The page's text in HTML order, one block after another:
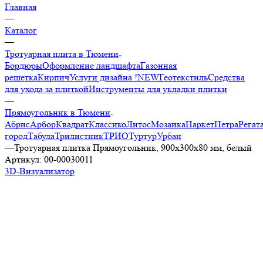
Главная
—
Каталог
—
Тротуарная плита в Тюмени
БордюрыОформление ландшафтаГазонная
решеткаКирпичУслуги дизайна !NEWГеотекстильСредства
для ухода за плиткойИнструменты для укладки плитки
—
Прямоугольник в Тюмени
АбрисАрборКвадратКлассикоЛитосМозаикаПаркетПетра
городТабулаТрилистникТРИОТуртурУрбан
—Тротуарная плитка Прямоугольник, 900х300х80 мм, белый
Артикул: 00-00030011
3D-Визуализатор